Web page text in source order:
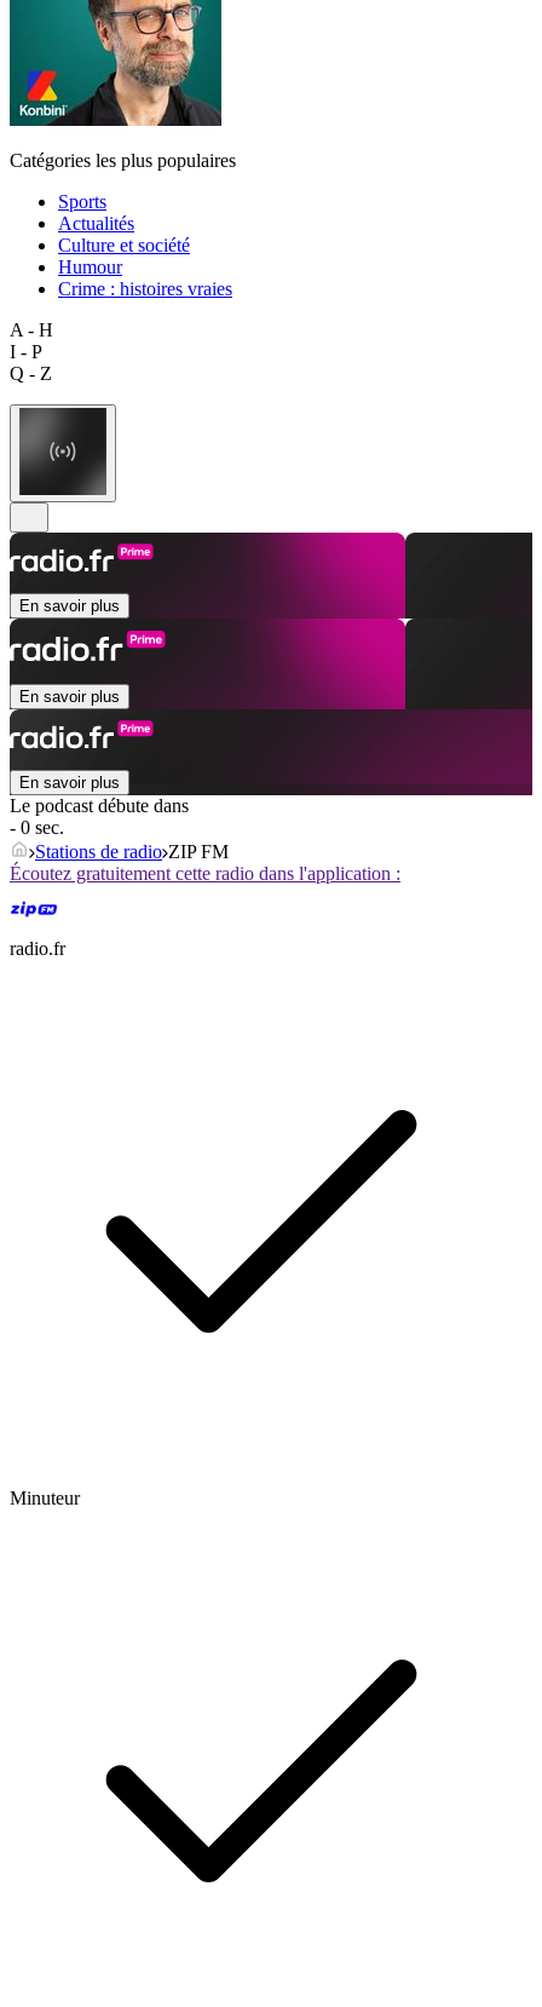
Catégories les plus populaires
Sports
Actualités
Culture et société
Humour
Crime : histoires vraies
A - H
I - P
Q - Z
En savoir plus
En savoir plus
En savoir plus
Le podcast débute dans
- 0 sec.
Stations de radio ZIP FM
Écoutez gratuitement cette radio dans l'application :
radio.fr
Minuteur